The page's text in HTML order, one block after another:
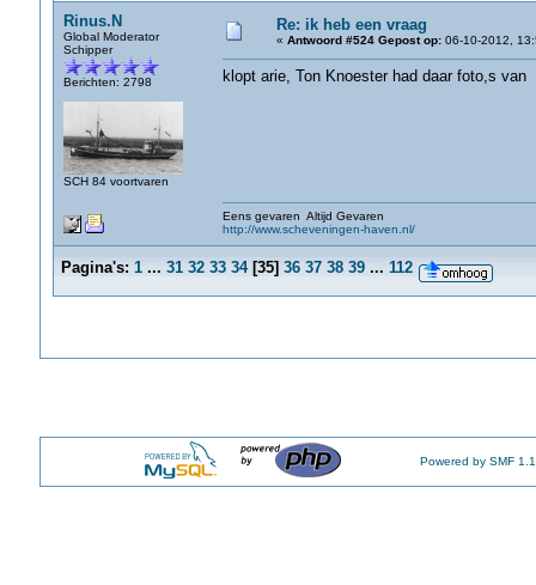
Rinus.N
Global Moderator
Schipper
Berichten: 2798
SCH 84 voortvaren
Re: ik heb een vraag
« Antwoord #524 Gepost op:06-10-2012,
klopt arie, Ton Knoester had daar foto,s van
Eens gevaren Altijd Gevaren
http://www.scheveningen-haven.nl/
Pagina's: 1 ... 31 32 33 34[35] 36 37 38 39 ... 112
Powered by SMF